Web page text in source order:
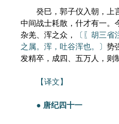
癸巳，郭子仪入朝，上言
中间战士耗散，什才有一。
杂羌、浑之众，
〔〖胡三
之属。浑，吐谷浑也。〕 势
发精卒，成四、五万人，则
【译文】
● 唐纪四十一